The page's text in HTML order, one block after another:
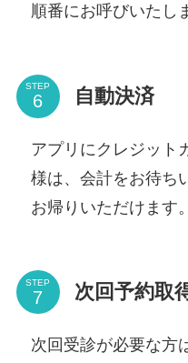
順番にお呼びいたし
STEP 自動決済
アプリにクレジット
様は、会計をお待ち
お帰りいただけます。
STEP 次回予約取
次回受診が必要な方